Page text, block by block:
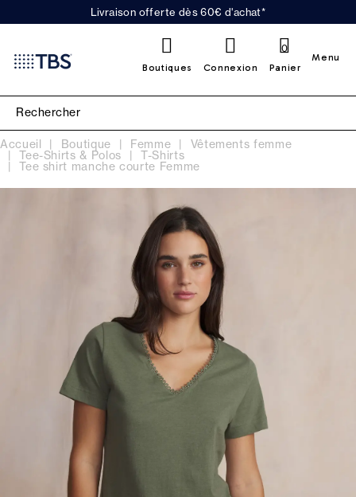
Livraison offerte dès 60€ d'achat*
Boutiques Connexion Panier
0
Menu
Accueil Boutique Femme Vêtements femme
Tee-Shirts & Polos T-Shirts
Tee shirt manche courte Femme